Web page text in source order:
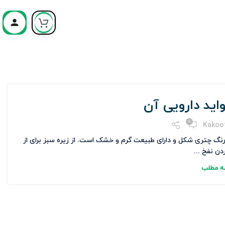
دارویی آن
0
چتری شکل و دارای طبیعت گرم و خشک است. از زیره سبز برای از
نفخ ...
مطلب